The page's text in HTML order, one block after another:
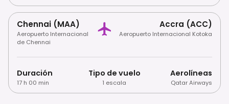
Chennai (MAA)
Aeropuerto Internacional
de Chennai
Accra (ACC)
Aeropuerto Internacional Kotoka
Duración
17 h 00 min
Tipo de vuelo
1 escala
Aerolíneas
Qatar Airways